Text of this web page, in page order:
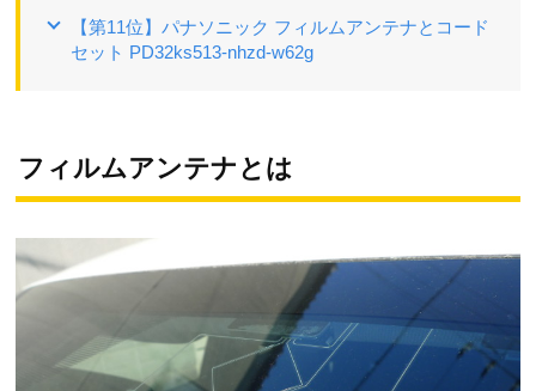
【第11位】パナソニック フィルムアンテナとコード
セット PD32ks513-nhzd-w62g
フィルムアンテナとは